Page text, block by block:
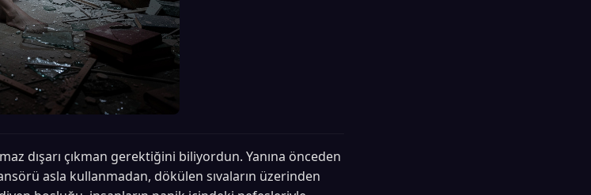
dışarı çıkman gerektiğini biliyordun. Yanına önceden
asla kullanmadan, dökülen sıvaların üzerinden